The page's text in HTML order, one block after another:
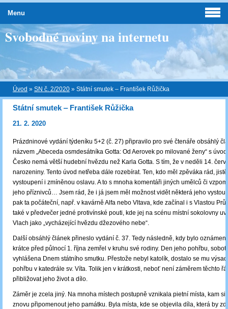
Svobodné noviny na internetu
Úvod » SN č. 2/2020 » Státní smutek ‒ František Růžička
Státní smutek ‒ František Růžička
21. 2. 2020
Prázdninové vydání týdeníku 5+2 (č. 27) připravilo pro své čtenáře obsáhlý
názvem „Abeceda osmdesátníka Gotta: Od Aerovek po milované ženy“ s
Česko nemá větší hudební hvězdu než Karla Gotta. S tím, že v neděli 14.
narozeniny. Tento úvod netřeba dále rozebírat. Ten, kdo měl zpěváka rád,
vystoupení i zmíněnou oslavu. A to s mnoha komentáři jiných umělců či
jeho příznivců… Jsem rád, že i já jsem měl možnost vidět některá jeho
pak ta počáteční, např. v kavárně Alfa nebo Vltava, kde začínal i s Vlastou
také v předvečer jedné protivínské pouti, kde jej na scénu místní sokolovny
Vlach jako „vycházející hvězdu džezového nebe“.
Další obsáhlý článek přineslo vydání č. 37. Tedy následně, kdy bylo
krátce před půlnocí 1. října zemřel v kruhu své rodiny. Den jeho pohřbu,
vyhlášena Dnem státního smutku. Přestože nebyl katolík, dostalo se mu
pohřbu v katedrále sv. Víta. Tolik jen v krátkosti, neboť není záměrem těchto
přibližovat jeho život a dílo.
Záměr je zcela jiný. Na mnoha místech postupně vznikala pietní místa, kam
znovu připomenout jeho památku. Byla místa, kde se objevila díla, která by
Menu